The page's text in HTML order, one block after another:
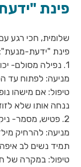
פינת "ידעת-מנעת": 3
שלומית, חכי רגע
פינת "ידעת-מנעת": 3 פציעות אפשריות בסוכה ומניעתן!
1. נפילה מסולם- יכולה לגרום לפציעת טראומה- לחבלה בראש או בגב.
מניעה: לפתוח עד
טיפול: אם מישהו
ננחה אותו שלא
2. פטיש, מסמר- ניקח לאט..
מניעה: להרחיק
תמיד נשים לב
טיפול: במקרה של